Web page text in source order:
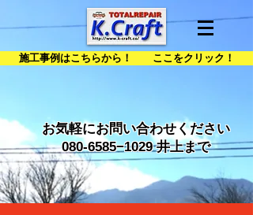
施工事例はこちらから！ ここをクリック！
お気軽にお問い合わせください
080-6585−1029 井上まで